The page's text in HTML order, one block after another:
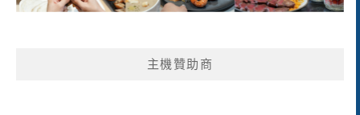
主機贊助商